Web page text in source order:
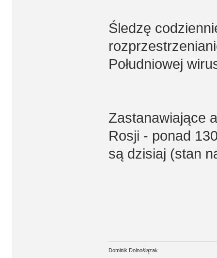
Śledzę
Południowej
Zastanawiające
Rosji - ponad
są dzisiaj (stan
Dominik Dolnoślązak